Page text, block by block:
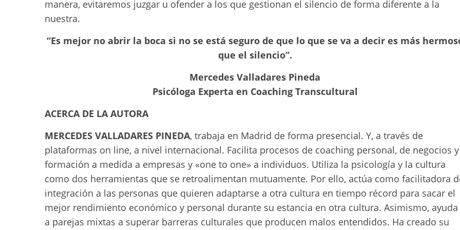
manera, evitaremos juzgar u ofender a los que gestionan el silencio de forma diferente a la
nuestra.
“Es mejor no abrir la boca si no se está seguro de que lo que se va a decir es más
que el silencio”.
Mercedes Valladares Pineda
Psicóloga Experta en Coaching Transcultural
ACERCA DE LA AUTORA
MERCEDES VALLADARES PINEDA, trabaja en Madrid de forma presencial. Y, a través de
plataformas on line, a nivel internacional. Facilita procesos de coaching personal, de negocios y
formación a medida a empresas y «one to one» a individuos. Utiliza la psicología y la cultura
como dos herramientas que se retroalimentan mutuamente. Por ello, actúa como facilitadora
integración a las personas que quieren adaptarse a otra cultura en tiempo récord para sacar el
mejor rendimiento económico y personal durante su estancia en otra cultura. Asimismo, ayuda
a parejas mixtas a superar barreras culturales que producen malos entendidos. Ha creado su